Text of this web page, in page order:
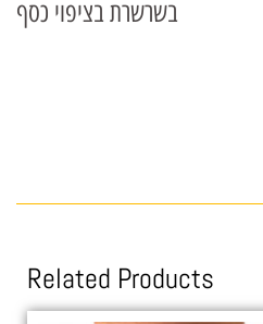
בשרשרת בציפוי כסף
Related Products